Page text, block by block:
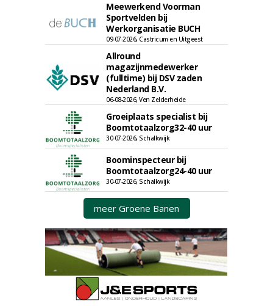
Meewerkend Voorman
Sportvelden bij
Werkorganisatie BUCH
09-07-2026, Castricum en Uitgeest
Allround
magazijnmedewerker
(fulltime) bij DSV zaden
Nederland B.V.
06-08-2026, Ven Zelderheide
Groeiplaats specialist bij
Boomtotaalzorg32-40 uur
30-07-2026, Schalkwijk
Boominspecteur bij
Boomtotaalzorg24-40 uur
30-07-2026, Schalkwijk
meer Groene Banen